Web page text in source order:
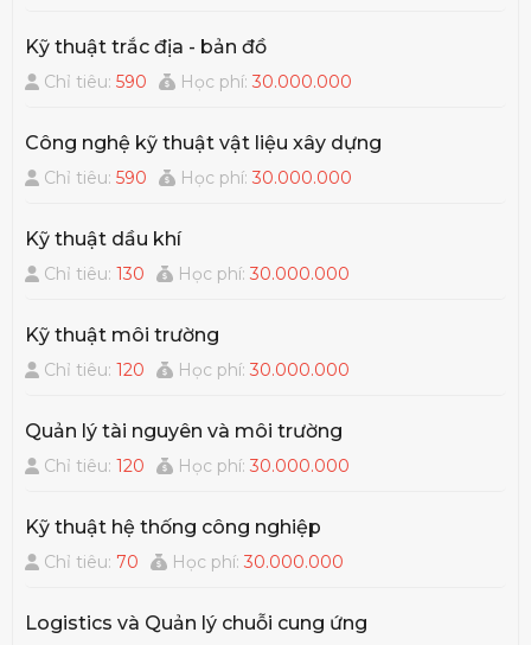
Kỹ thuật trắc địa - bản đồ
Chỉ tiêu:590 Học phí:30.000.000
Công nghệ kỹ thuật vật liệu xây dựng
Chỉ tiêu:590 Học phí:30.000.000
Kỹ thuật dầu khí
Chỉ tiêu:130 Học phí:30.000.000
Kỹ thuật môi trường
Chỉ tiêu:120 Học phí:30.000.000
Quản lý tài nguyên và môi trường
Chỉ tiêu:120 Học phí:30.000.000
Kỹ thuật hệ thống công nghiệp
Chỉ tiêu: 70 Học phí:30.000.000
Logistics và Quản lý chuỗi cung ứng